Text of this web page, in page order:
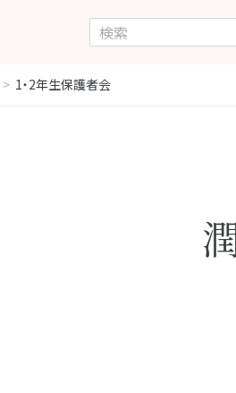
1・2年生保護者会